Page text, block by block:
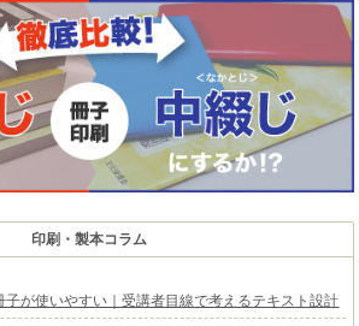
印刷・製本コラム
が使いやすい｜受講者目線で考えるテキスト設計